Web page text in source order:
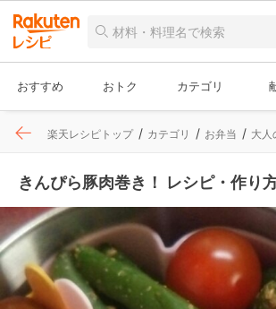
おすすめ おトク カテゴリ
楽天レシピトップ カテゴリ お弁当 大人
きんぴら豚肉巻き！ レシピ・作り